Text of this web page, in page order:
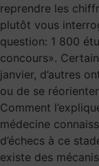
reprendre les
plutôt vous
question: 1 800
concours».
janvier, d’autres
ou de se
Comment
médecine
d’échecs à ce
existe des